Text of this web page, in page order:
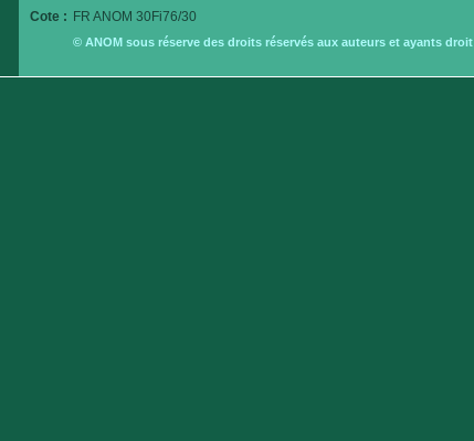
Cote : FR ANOM 30Fi76/30
© ANOM sous réserve des droits réservés aux auteurs et ayants droit